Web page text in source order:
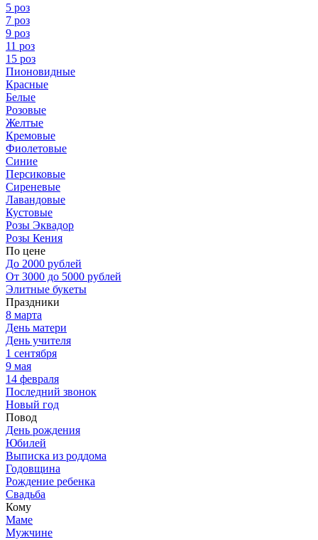
5 роз
7 роз
9 роз
11 роз
15 роз
Пионовидные
Красные
Белые
Розовые
Желтые
Кремовые
Фиолетовые
Синие
Персиковые
Сиреневые
Лавандовые
Кустовые
Розы Эквадор
Розы Кения
По цене
До 2000 рублей
От 3000 до 5000 рублей
Элитные букеты
Праздники
8 марта
День матери
День учителя
1 сентября
9 мая
14 февраля
Последний звонок
Новый год
Повод
День рождения
Юбилей
Выписка из роддома
Годовщина
Рождение ребенка
Свадьба
Кому
Маме
Мужчине